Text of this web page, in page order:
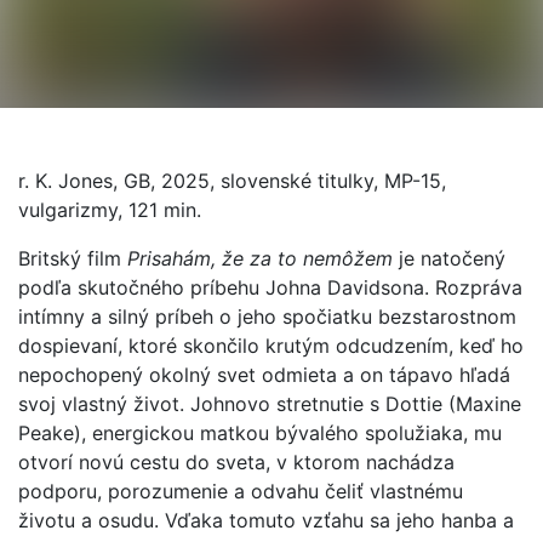
r. K. Jones, GB, 2025, slovenské titulky, MP-15,
vulgarizmy, 121 min.
Britský film Prisahám, že za to nemôžem je natočený
podľa skutočného príbehu Johna Davidsona. Rozpráva
intímny a silný príbeh o jeho spočiatku bezstarostnom
dospievaní, ktoré skončilo krutým odcudzením, keď ho
nepochopený okolný svet odmieta a on tápavo hľadá
svoj vlastný život. Johnovo stretnutie s Dottie (Maxine
Peake), energickou matkou bývalého spolužiaka, mu
otvorí novú cestu do sveta, v ktorom nachádza
podporu, porozumenie a odvahu čeliť vlastnému
životu a osudu. Vďaka tomuto vzťahu sa jeho hanba a